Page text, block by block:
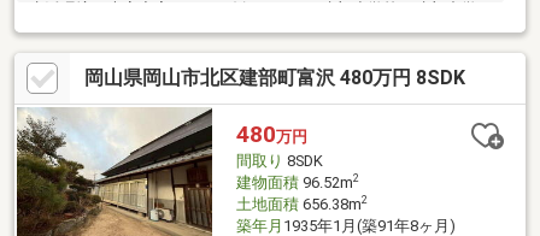
校にも徒歩９分圏内！※家の目の間で、ホタルの乱舞がみられま
す / たけべ温泉も徒歩６分内で毎日癒やされます※居住中に
て、事前にご連絡下さい 内覧 調整致します（家具・家電他
ご希望あればご相談となります）※自然豊かな場所での時間を感
じながら暮らせます
岡山県岡山市北区建部町富沢 480万円 8SDK
480万円
間取り 8SDK
建物面積96.52m2
土地面積656.38m2
築年月 1935年1月(築91年8ヶ月)